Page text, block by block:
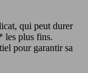
qui peut durer
les plus fins.
pour garantir sa